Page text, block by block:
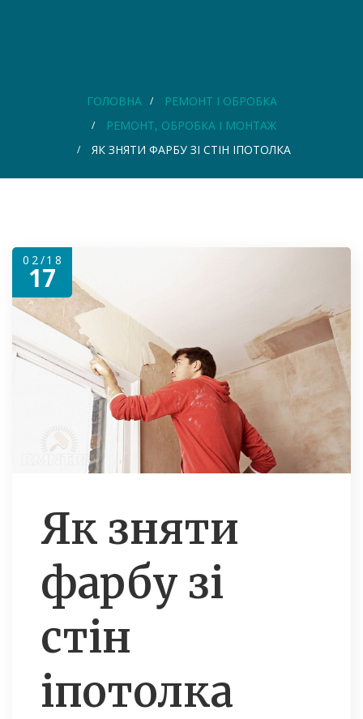
ГОЛОВНА
РЕМОНТ І ОБРОБКА
РЕМОНТ, ОБРОБКА І МОНТАЖ
ЯК ЗНЯТИ ФАРБУ ЗІ СТІН ІПОТОЛКА
02/18
17
Як зняти
фарбу зі
стін
іпотолка